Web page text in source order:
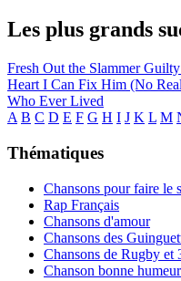
Les plus grands
Fresh Out the SlammerGuilty
Heart I Can Fix Him (No
Who Ever Lived
A B C D E F G H I J K L M
Thématiques
Chansons pour faire le
Rap Français
Chansons d'amour
Chansons des
Chansons de Rugby et
Chanson bonne humeur